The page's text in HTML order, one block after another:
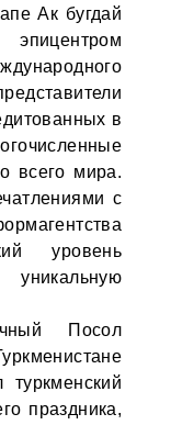
Ак бугдай
в
всего мира.
с
уровень
Посол
праздника,